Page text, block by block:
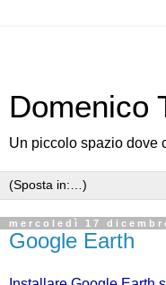
Domenico
Un piccolo spazio dove
mercoledì 17
Google Earth